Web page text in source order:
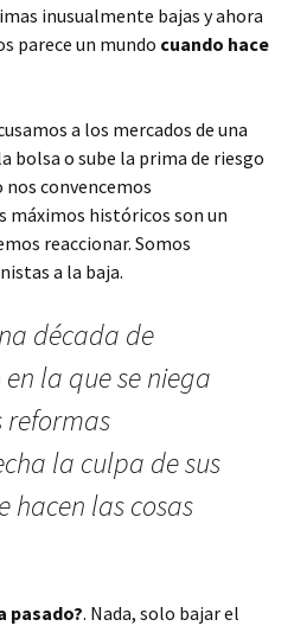
inusualmente bajas y ahora
parece un mundo cuando hace
a los mercados de una
bolsa o sube la prima de riesgo
convencemos
máximos históricos son un
reaccionar. Somos
a la baja.
década de
la que se niega
reformas
la culpa de sus
hacen las cosas
pasado?. Nada, solo bajar el